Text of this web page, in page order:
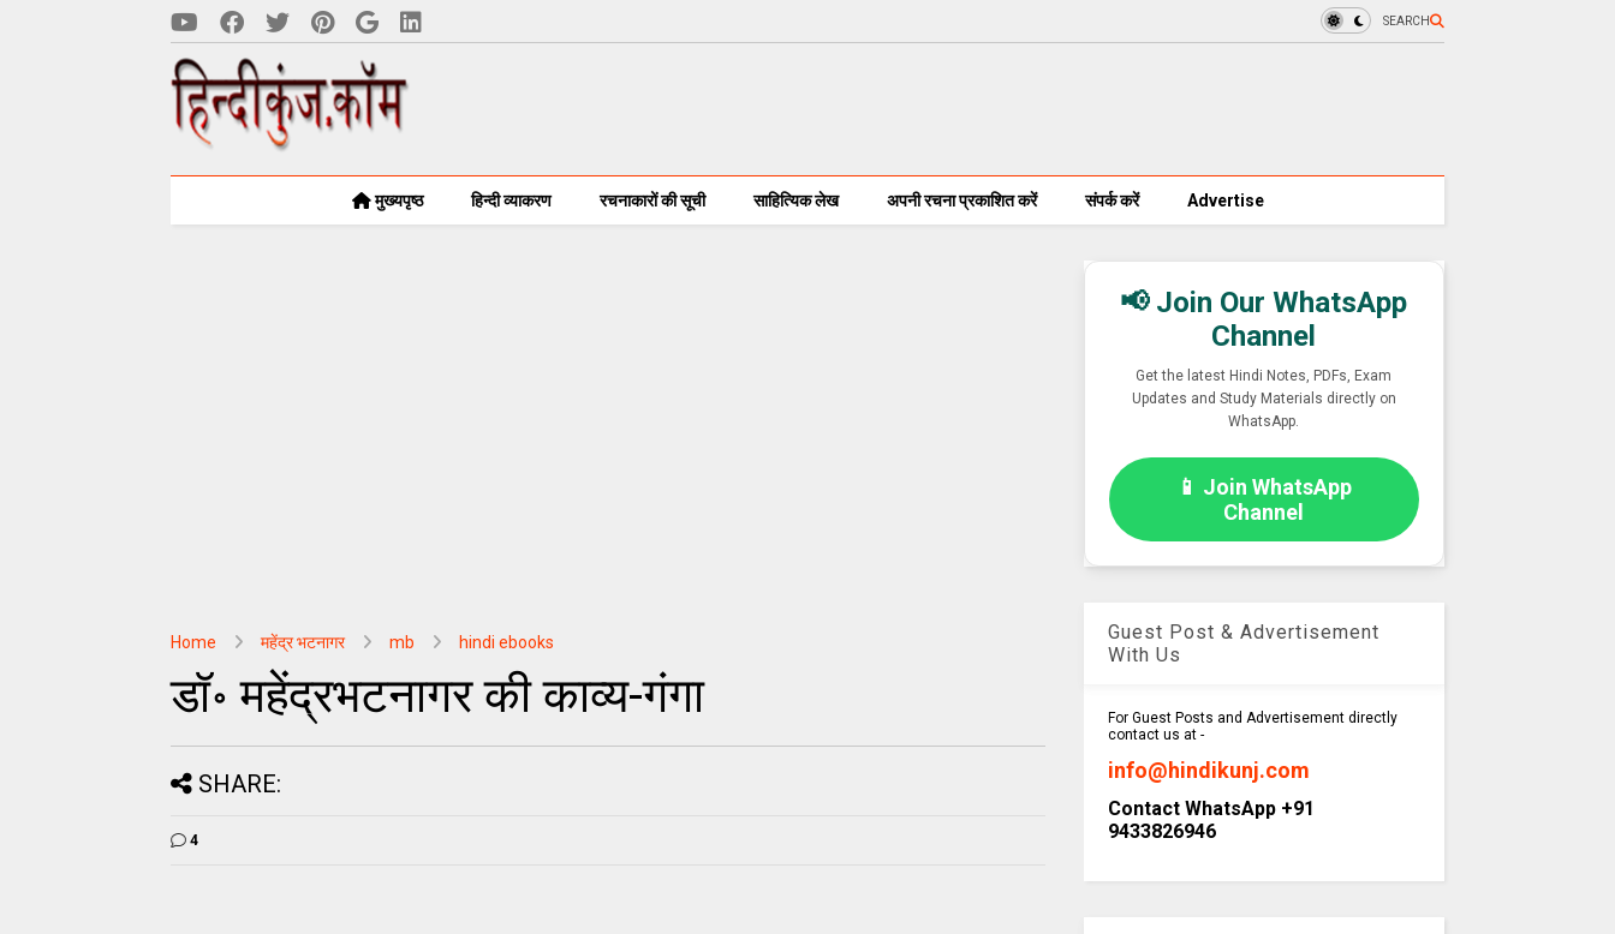
SEARCH
मुख्यपृष्ठ हिन्दी व्याकरण रचनाकारों की सूची साहित्यिक लेख अपनी रचना प्रकाशित करें संपर्क करें Advertise
Home महेंद्र भटनागर mb hindi ebooks
डॉ॰ महेंद्रभटनागर की काव्य-गंगा
SHARE:
4
📢 Join Our WhatsApp
Channel
Get the latest Hindi Notes, PDFs, Exam
Updates and Study Materials directly on
WhatsApp.
📱 Join WhatsApp
Channel
Guest Post & Advertisement
With Us
For Guest Posts and Advertisement directly
contact us at -
info@hindikunj.com
Contact WhatsApp +91
9433826946